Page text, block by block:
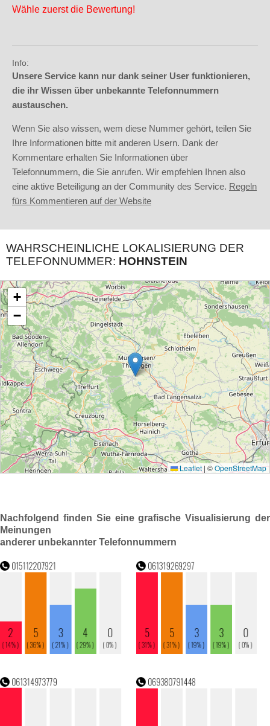
Wähle zuerst die Bewertung!
Info:
Unsere Service kann nur dank seiner User funktionieren,
die ihr Wissen über unbekannte Telefonnummern
austauschen.
Wenn Sie also wissen, wem diese Nummer gehört, teilen Sie
Ihre Informationen bitte mit anderen Usern. Dank der
Kommentare erhalten Sie Informationen über
Telefonnummern, die Sie anrufen. Wir empfehlen Ihnen also
eine aktive Beteiligung an der Community des Service. Regeln
fürs Kommentieren auf der Website
WAHRSCHEINLICHE LOKALISIERUNG DER
TELEFONNUMMER: HOHNSTEIN
Nachfolgend finden Sie eine grafische Visualisierung der
Meinungen
anderer unbekannter Telefonnummern